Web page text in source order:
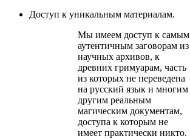
Доступ к уникальным материалам.
Мы имеем доступ к самым
аутентичным заговорам из
научных архивов, к
древних гримуарам, часть
из которых не переведена
на русский язык и многим
другим реальным
магическим документам,
доступа к которым не
имеет практически никто.